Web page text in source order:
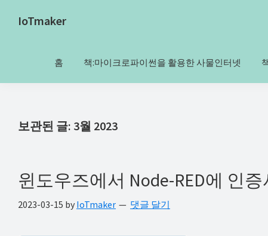
IoTmaker
터
에
모
든
것
홈 책:마이크로파이썬을 활용한 사물인터넷
보관된 글: 3월 2023
윈도우즈에서 Node-RED에 인
2023-03-15 by IoTmaker 댓글 달기